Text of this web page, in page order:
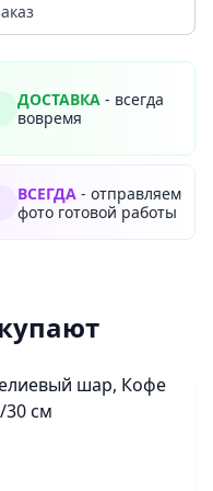
ДОСТАВКА - всегда
вовремя
ВСЕГДА - отправляем
фото готовой работы